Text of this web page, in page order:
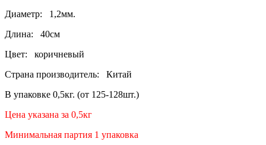
Диаметр: 1,2мм.
Длина: 40см
Цвет: коричневый
Страна производитель: Китай
В упаковке 0,5кг. (от 125-128шт.)
Цена указана за 0,5кг
Минимальная партия 1 упаковка